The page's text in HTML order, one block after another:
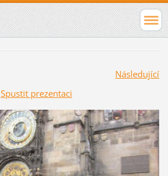
Následující
Spustit prezentaci